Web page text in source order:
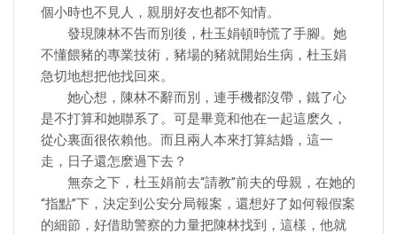
個小時也不見人，親朋好友也都不知情。
發現陳林不告而別後，杜玉娟頓時慌了手腳。她
不懂餵豬的專業技術，豬場的豬就開始生病，杜玉娟
急切地想把他找回來。
她心想，陳林不辭而別，連手機都沒帶，鐵了心
是不打算和她聯系了。可是畢竟和他在一起這麽久，
從心裏面很依賴他。而且兩人本來打算結婚，這一
走，日子還怎麽過下去？
無奈之下，杜玉娟前去“請教”前夫的母親，在她的
“指點”下，決定到公安分局報案，還想好了如何報假案
的細節，好借助警察的力量把陳林找到，這樣，他就